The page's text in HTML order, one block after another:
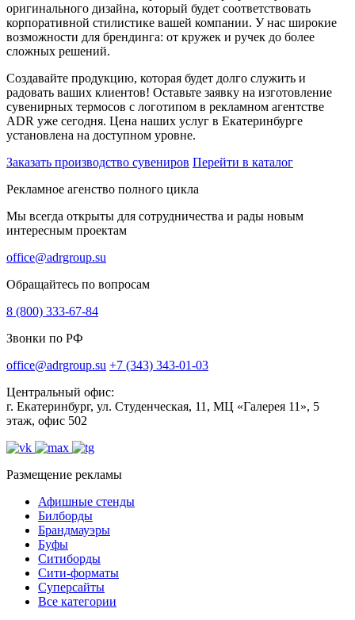
оригинального дизайна, который будет соответствовать
корпоративной стилистике вашей компании. У нас широкие
возможности для брендинга: от кружек и ручек до более
сложных решений.
Создавайте продукцию, которая будет долго служить и
радовать ваших клиентов! Оставьте заявку на изготовление
сувенирных термосов с логотипом в рекламном агентстве
ADR уже сегодня. Цена наших услуг в Екатеринбурге
установлена на доступном уровне.
Заказать производство сувениров Перейти в каталог
Рекламное агенство полного цикла
Мы всегда открыты для сотрудничества и рады новым
интересным проектам
office@adrgroup.su
Обращайтесь по вопросам
8 (800) 333-67-84
Звонки по РФ
office@adrgroup.su +7 (343) 343-01-03
Центральный офис:
г. Екатеринбург, ул. Студенческая, 11, МЦ «Галерея 11», 5
этаж, офис 502
Размещение рекламы
Афишные стенды
Билборды
Брандмауэры
Буфы
Ситиборды
Сити-форматы
Суперсайты
Все категории